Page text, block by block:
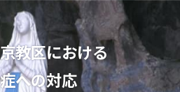
教区における
への対応